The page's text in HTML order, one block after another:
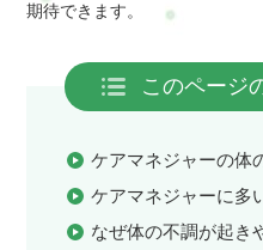
期待できます。
このページ
ケアマネジャーの体
ケアマネジャーに多
なぜ体の不調が起き